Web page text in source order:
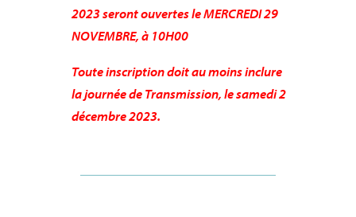
2023 seront ouvertes le MERCREDI 29
NOVEMBRE, à 10H00
Toute inscription doit au moins inclure
la journée de Transmission, le samedi 2
décembre 2023.